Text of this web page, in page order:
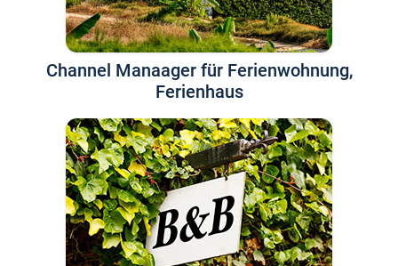
Channel Manaager für Ferienwohnung,
Ferienhaus